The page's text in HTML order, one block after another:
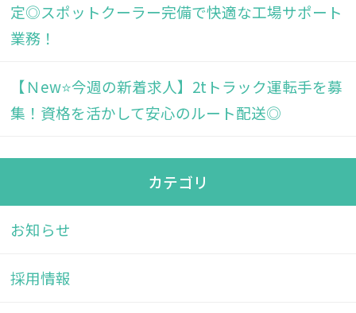
定◎スポットクーラー完備で快適な工場サポート
業務！
【Ｎew⭐今週の新着求人】2tトラック運転手を募
集！資格を活かして安心のルート配送◎
カテゴリ
お知らせ
採用情報